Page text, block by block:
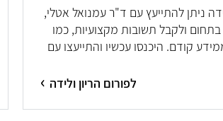
ניתן להתייעץ עם ד"ר עמנואל אטלי,
ולקבל תשובות מקצועיות, כמו
קודם. היכנסו עכשיו והתייעצו עם
לפורום הריון ולידה